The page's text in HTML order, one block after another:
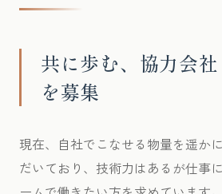
共に歩む、協力会
を募集
現在、自社でこなせる物量を遥か
だいており、技術力はあるが仕事